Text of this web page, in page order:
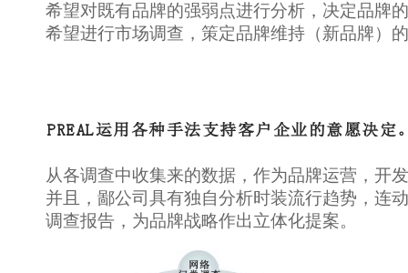
希望对既有品牌的强弱点进行分析，决定品牌
希望进行市场调查，策定品牌维持（新品牌）
从各调查中收集来的数据，作为品牌运营，开
并且，鄙公司具有独自分析时装流行趋势，连
调查报告，为品牌战略作出立体化提案。